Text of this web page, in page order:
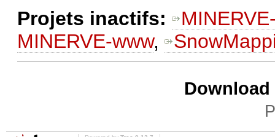
Projets inactifs:
MINERVE-www,